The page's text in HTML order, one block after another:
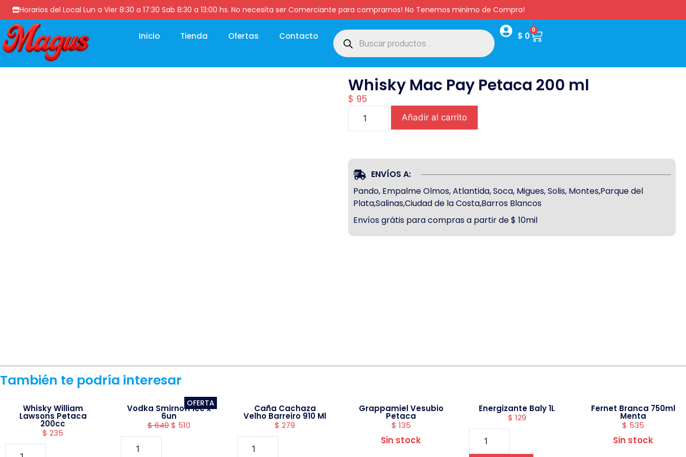
Horarios del Local Lun a Vier 8:30 a 17:30 Sab 8:30 a 13:00 hs. No necesita ser Comerciante para comprarnos! No Tenemos minimo de Compra!
Inicio Tienda Ofertas Contacto $ 0
0
Whisky Mac Pay Petaca 200 ml
$ 95
Añadir al carrito
ENVÍOS A:
Pando, Empalme Olmos, Atlantida, Soca, Migues, Solis, Montes,Parque del
Plata,Salinas,Ciudad de la Costa,Barros Blancos
Envíos grátis para compras a partir de $ 10mil
También te podría interesar
Whisky William
Lawsons Petaca
200cc
$ 235
OFERTA
Vodka Smirnoff ice x
6un
$640$ 510
Caña Cachaza
Velho Barreiro 910 Ml
$ 279
Grappamiel Vesubio
Petaca
$ 135
Sin stock
Energizante Baly 1L
$ 129
Fernet Branca 750ml
Menta
$ 535
Sin stock